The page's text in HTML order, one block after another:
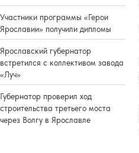
Участники программы «Герои
Ярославии» получили дипломы
Ярославский губернатор
встретился с коллективом завода
«Луч»
Губернатор проверил ход
строительства третьего моста
через Волгу в Ярославле